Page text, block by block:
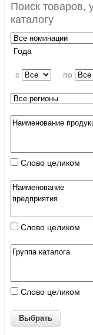
Поиск товаров,
каталогу
Года
c по
Слово целиком
Слово целиком
Слово целиком